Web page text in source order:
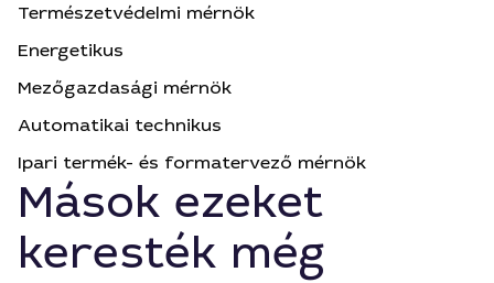
Természetvédelmi mérnök
Energetikus
Mezőgazdasági mérnök
Automatikai technikus
Ipari termék- és formatervező mérnök
Mások ezeket
keresték még